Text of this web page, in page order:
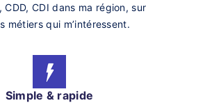
CDD, CDI dans ma région, sur
métiers qui m’intéressent.
Simple & rapide